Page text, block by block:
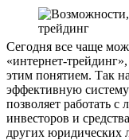
Сегодня все чаще
«интернет-
этим понятием. Так
эффективную
позволяет работать
инвесторов и
других юридических